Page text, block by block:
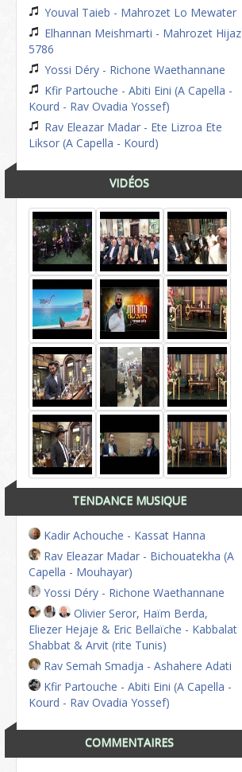
Youval Taieb - Mahrozet Lo Mewater
Elhannan Meishmarti - Mahrozet Hijaz
5786
Yossi Déry - Richone Waethannane
Kfir Partouche - Abiti Eini (A Capella -
Kourd - Rav Ovadia Yossef)
Rav Eleazar Madar - Ete Lizroa Ete
Liksor (A Capella - Kourd)
VIDÉOS
TENDANCE MUSIQUE
Kadir Achouche - Kassat Hanna
Rav Eleazar Madar - Bichouatekha (A
Capella - Mouhayar)
Yossi Déry - Richone Waethannane
Olivier Seror, Haïm Berda,
Eliezer Hejaje & Eric Bellaïche - Kabbalat
Shabbat & Arvit (rite Tunis)
Rav Semah Smadja - Ashahere Adati
Kfir Partouche - Abiti Eini (A Capella -
Kourd - Rav Ovadia Yossef)
COMMENTAIRES